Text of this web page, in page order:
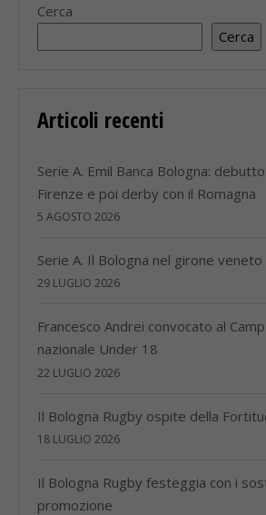
Cerca
Cerca
Articoli recenti
Serie A. Emil Banca Bologna:
Firenze e poi derby con il Romagna
5 AGOSTO 2026
Serie A. Il Bologna nel girone veneto
29 LUGLIO 2026
Francesco Andrei convocato al
nazionale Under 18
22 LUGLIO 2026
Il Bologna Rugby ospite della
18 LUGLIO 2026
Il Bologna Rugby festeggia con i
promozione